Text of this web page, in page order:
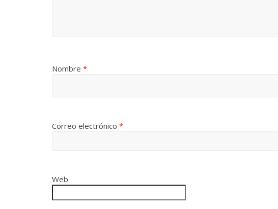
Nombre *
Correo electrónico *
Web